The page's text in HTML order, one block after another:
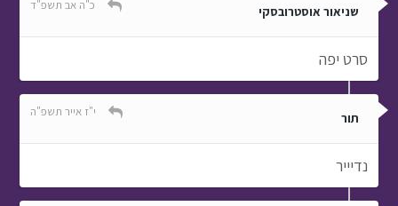
שניאור אוסטרובסקי כ"ה אב תשפ"ד
סרט יפה
תור י"ז אייר תשפ"ה
נדיייר